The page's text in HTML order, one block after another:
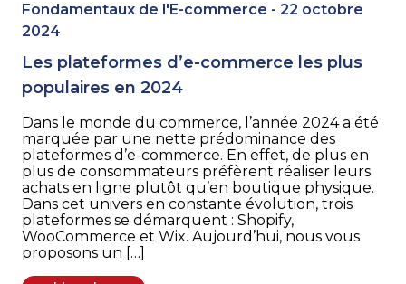
Fondamentaux de l'E-commerce - 22 octobre
2024
Les plateformes d’e-commerce les plus
populaires en 2024
Dans le monde du commerce, l’année 2024 a été
marquée par une nette prédominance des
plateformes d’e-commerce. En effet, de plus en
plus de consommateurs préfèrent réaliser leurs
achats en ligne plutôt qu’en boutique physique.
Dans cet univers en constante évolution, trois
plateformes se démarquent : Shopify,
WooCommerce et Wix. Aujourd’hui, nous vous
proposons un […]